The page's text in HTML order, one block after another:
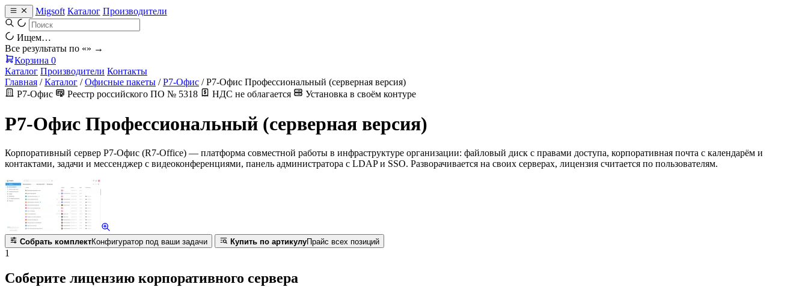
Migsoft Каталог Производители
Ищем…
Все результаты по «» →
Корзина 0
Каталог Производители Контакты
Главная / Каталог / Офисные пакеты / Р7-Офис / Р7-Офис Профессиональный (серверная версия)
Р7-Офис
Реестр российского ПО № 5318 НДС не облагается Установка в своём контуре
Р7-Офис Профессиональный (серверная версия)
Корпоративный сервер Р7-Офис (R7-Office) — платформа совместной работы в инфраструктуре организации: файловый диск с правами доступа, корпоративная почта с календарём и
контактами, задачи и мессенджер с видеоконференциями, панель администратора с LDAP и SSO. Разворачивается на своих серверах, лицензия считается по пользователям.
Собрать комплектКонфигуратор под ваши задачи Купить по артикулуПрайс всех позиций
1
Соберите лицензию корпоративного сервера